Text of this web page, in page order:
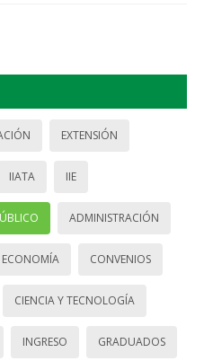
EXTENSIÓN
IIATA IIE
ADMINISTRACIÓN
ECONOMÍA CONVENIOS
CIENCIA Y TECNOLOGÍA
INGRESO GRADUADOS